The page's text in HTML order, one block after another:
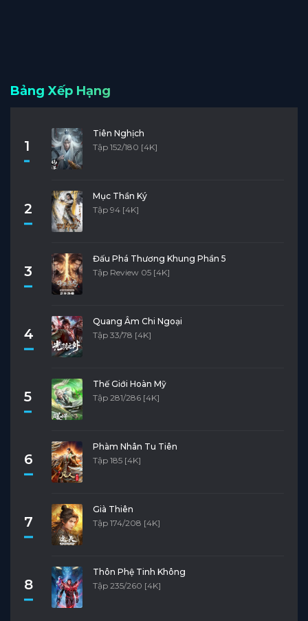
Bảng Xếp Hạng
1
Tiên Nghịch
Tập 152/180 [4K]
2
Mục Thần Ký
Tập 94 [4K]
3
Đấu Phá Thương Khung Phần 5
Tập Review 05 [4K]
4
Quang Âm Chi Ngoại
Tập 33/78 [4K]
5
Thế Giới Hoàn Mỹ
Tập 281/286 [4K]
6
Phàm Nhân Tu Tiên
Tập 185 [4K]
7
Già Thiên
Tập 174/208 [4K]
8
Thôn Phệ Tinh Không
Tập 235/260 [4K]